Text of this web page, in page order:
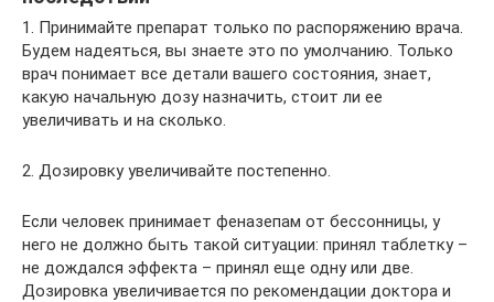
1. Принимайте препарат только по распоряжению врача.
Будем надеяться, вы знаете это по умолчанию. Только
врач понимает все детали вашего состояния, знает,
какую начальную дозу назначить, стоит ли ее
увеличивать и на сколько.
2. Дозировку увеличивайте постепенно.
Если человек принимает феназепам от бессонницы, у
него не должно быть такой ситуации: принял таблетку –
не дождался эффекта – принял еще одну или две.
Дозировка увеличивается по рекомендации доктора и